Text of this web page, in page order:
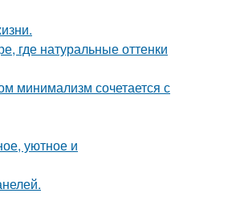
где натуральные оттенки
минимализм сочетается с
уютное и